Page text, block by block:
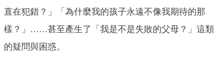
直在犯錯？」「為什麼我的孩子永遠不像我期待的那
樣？」……甚至產生了「我是不是失敗的父母？」這類
的疑問與困惑。